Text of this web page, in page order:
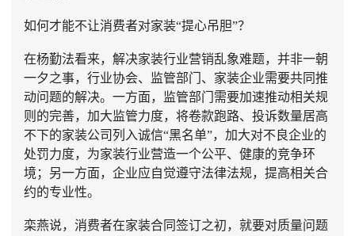
如何才能不让消费者对家装“提心吊胆”？
在杨勤法看来，解决家装行业营销乱象难题，并非一朝
一夕之事，行业协会、监管部门、家装企业需要共同推
动问题的解决。一方面，监管部门需要加速推动相关规
则的完善，加大监管力度，将卷款跑路、投诉数量居高
不下的家装公司列入诚信“黑名单”，加大对不良企业的
处罚力度，为家装行业营造一个公平、健康的竞争环
境；另一方面，企业应自觉遵守法律法规，提高相关合
约的专业性。
栾燕说，消费者在家装合同签订之初，就要对质量问题